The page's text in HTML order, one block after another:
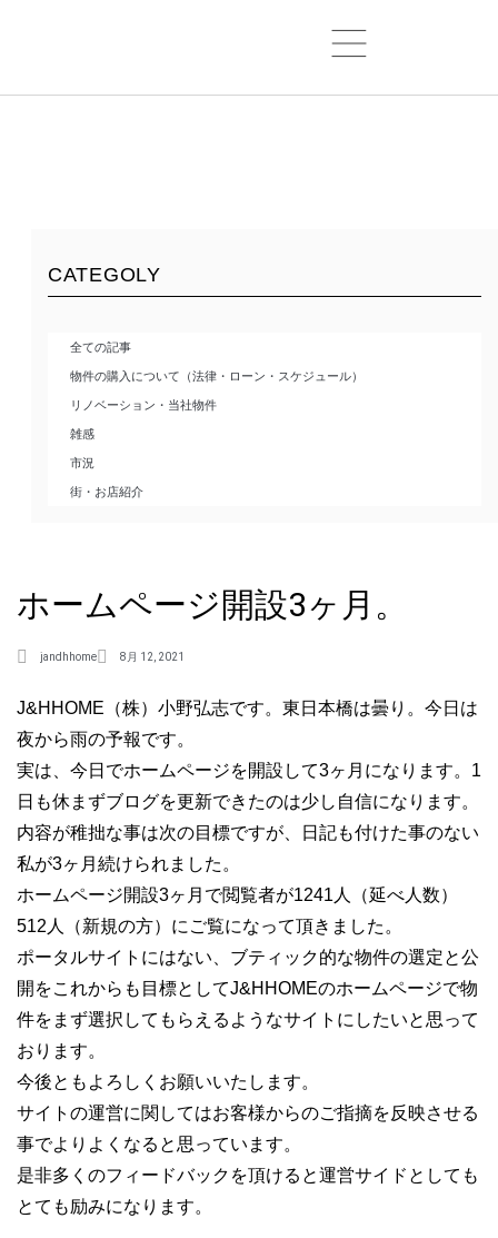
ホームページ開設3ヶ月。
jandhhome 8月 12, 2021
J&HHOME（株）小野弘志です。東日本橋は曇り。今日は
夜から雨の予報です。
実は、今日でホームページを開設して3ヶ月になります。1
日も休まずブログを更新できたのは少し自信になります。
内容が稚拙な事は次の目標ですが、日記も付けた事のない
私が3ヶ月続けられました。
ホームページ開設3ヶ月で閲覧者が1241人（延べ人数）
512人（新規の方）にご覧になって頂きました。
ポータルサイトにはない、ブティック的な物件の選定と公
開をこれからも目標としてJ&HHOMEのホームページで物
件をまず選択してもらえるようなサイトにしたいと思って
おります。
今後ともよろしくお願いいたします。
サイトの運営に関してはお客様からのご指摘を反映させる
事でよりよくなると思っています。
是非多くのフィードバックを頂けると運営サイドとしても
とても励みになります。
CATEGOLY
全ての記事
物件の購入について（法律・ローン・スケジュール）
リノベーション・当社物件
雑感
市況
街・お店紹介